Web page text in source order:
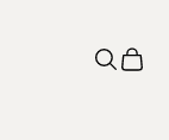
オープ
バス